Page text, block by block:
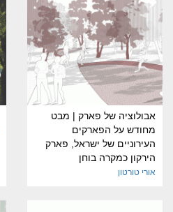
אבולוציה של פארק | מבט
מחודש על הפארקים
העירוניים של ישראל, פארק
הירקון כמקרה בוחן
אורי טורטון